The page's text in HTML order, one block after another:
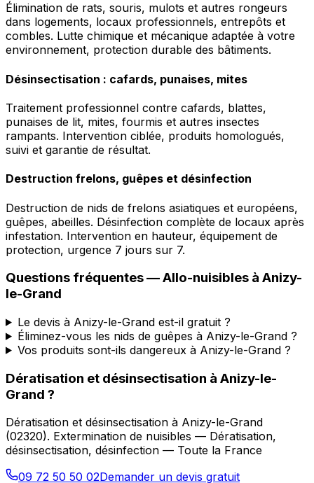
Élimination de rats, souris, mulots et autres rongeurs
dans logements, locaux professionnels, entrepôts et
combles. Lutte chimique et mécanique adaptée à votre
environnement, protection durable des bâtiments.
Désinsectisation : cafards, punaises, mites
Traitement professionnel contre cafards, blattes,
punaises de lit, mites, fourmis et autres insectes
rampants. Intervention ciblée, produits homologués,
suivi et garantie de résultat.
Destruction frelons, guêpes et désinfection
Destruction de nids de frelons asiatiques et européens,
guêpes, abeilles. Désinfection complète de locaux après
infestation. Intervention en hauteur, équipement de
protection, urgence 7 jours sur 7.
Questions fréquentes —Allo-nuisibles à Anizy-
le-Grand
Le devis à Anizy-le-Grand est-il gratuit ?
Éliminez-vous les nids de guêpes à Anizy-le-Grand ?
Vos produits sont-ils dangereux à Anizy-le-Grand ?
Dératisation et désinsectisation à Anizy-le-
Grand ?
Dératisation et désinsectisation à Anizy-le-Grand
(02320). Extermination de nuisibles — Dératisation,
désinsectisation, désinfection — Toute la France
09 72 50 50 02Demander un devis gratuit